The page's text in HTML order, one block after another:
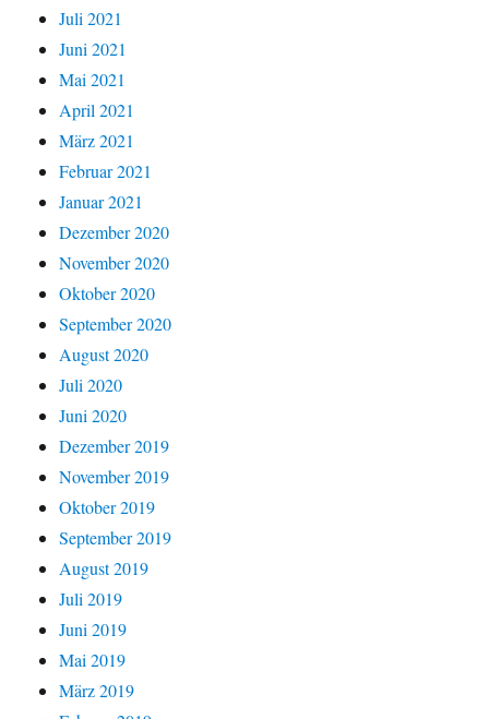
Juli 2021
Juni 2021
Mai 2021
April 2021
März 2021
Februar 2021
Januar 2021
Dezember 2020
November 2020
Oktober 2020
September 2020
August 2020
Juli 2020
Juni 2020
Dezember 2019
November 2019
Oktober 2019
September 2019
August 2019
Juli 2019
Juni 2019
Mai 2019
März 2019